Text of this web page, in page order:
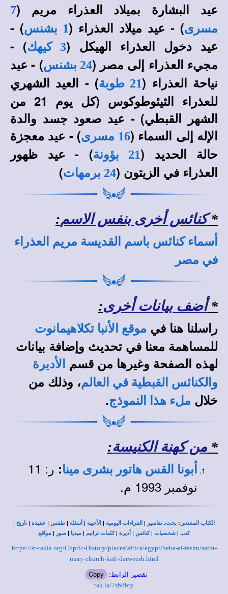
عيد البشارة بميلاد العذراء مريم (7
مسرى) - عيد ميلاد العذراء (1 بشنس
) -
عيد دخول العذراء الهيكل (3 كيهك
) -
مجيء العذراء إلى مصر (24 بشنس
) - عيد
نياحة العذراء (21 طوبة
) - العيد الشهري
للعذراء الثيئوطوكوس (كل يوم 21 من
الشهر القبطي) - عيد صعود جسد والدة
الإله إلى السماء (16 مسرى
) - عيد معجزة
حالة الحديد (21 بؤونة
) - عيد ظهور
العذراء في الزيتون (24 برمهات )
*كنائس أخرى بنفس الاسم:
أسماء كنائس باسم القديسة مريم العذراء
في مصر
*أضف بيانات أخرى:
راسلنا هنا في موقع الأنبا تكلاهيمانوت
للمساهمة معنا في تحديث وإضافة بيانات
لهذه الصفحة وغيرها من قسم
الأديرة
والكنائس القبطية في العالم، وذلك من
خلال ملء هذا النموذج.
* من كهنة الكنيسة:
أبونا القس هاتور بشرى مينا:
ر: 11
نوفمبر 1993 م.
الكتاب المقدس: بحث،تفاسير | القراءات اليومية | الأجبية | أسئلة | طقس | عقيدة |تاريخ |
كتب | شخصيات |كنائس | أديرة |كلمات ترانيم | ميديا | صور | مواقع
https://st-takla.org/Coptic-History/places/africa/egypt/beba-el-fashn/saint-
mary-church-kafr-darweesh.html
تقصير الرابط: Copy
tak.la/7sb8bty